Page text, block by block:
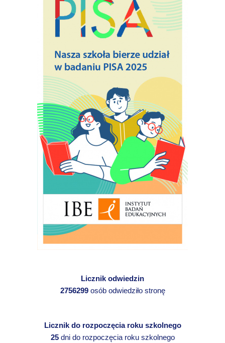
Licznik odwiedzin
2756299osób odwiedziło stronę
Licznik do rozpoczęcia roku szkolnego
25dni do rozpoczęcia roku szkolnego